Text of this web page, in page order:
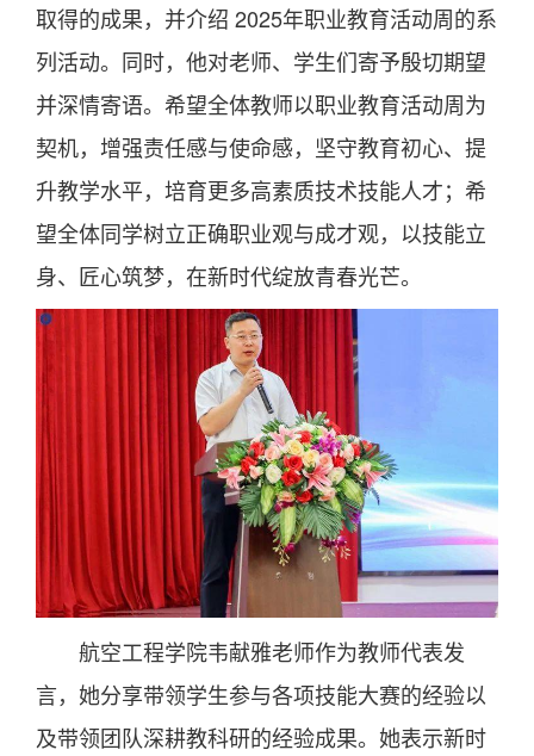
取得的成果，并介绍 2025年职业教育活动周的系
列活动。同时，他对老师、学生们寄予殷切期望
并深情寄语。希望全体教师以职业教育活动周为
契机，增强责任感与使命感，坚守教育初心、提
升教学水平，培育更多高素质技术技能人才；希
望全体同学树立正确职业观与成才观，以技能立
身、匠心筑梦，在新时代绽放青春光芒。
航空工程学院韦献雅老师作为教师代表发
言，她分享带领学生参与各项技能大赛的经验以
及带领团队深耕教科研的经验成果。她表示新时